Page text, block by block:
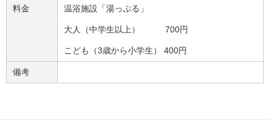
料金 温浴施設「湯っぷる」
大人（中学生以上） 700円
こども（3歳から小学生） 400円
備考